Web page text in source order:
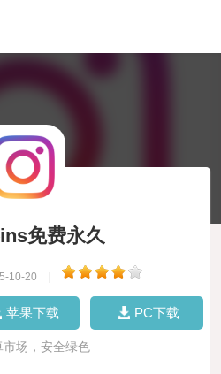
免费永久
10-20
苹果下载 PC下载
市场，安全绿色